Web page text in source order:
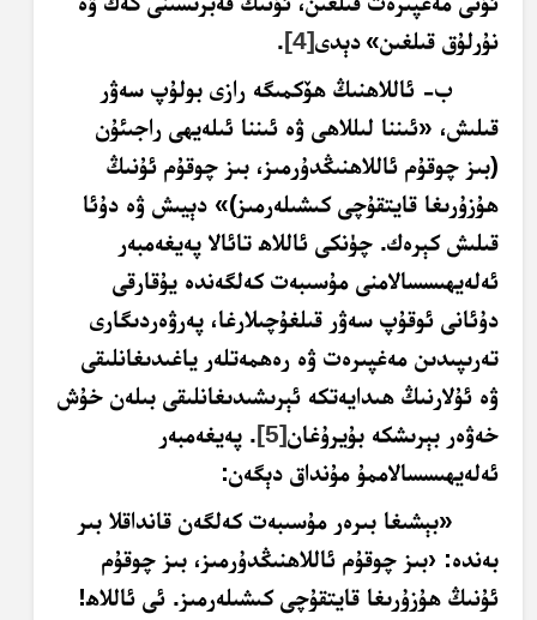
نۇرلۇق قىلغىن» دېدى[4]
.
ب- ئاللاھنىڭ ھۆكمىگە رازى بولۇپ سەۋر
قىلىش، «ئىننا لىللاھى ۋە ئىننا ئىلەيھى راجىئۇن
(بىز چوقۇم ئاللاھنىڭدۇرمىز، بىز چوقۇم ئۇنىڭ
ھۇزۇرىغا قايتقۇچى كىشىلەرمىز)» دېيىش ۋە دۇئا
قىلىش كېرەك. چۈنكى ئاللاھ تائالا پەيغەمبەر
ئەلەيھىسسالامنى مۇسىبەت كەلگەندە يۇقارقى
دۇئانى ئوقۇپ سەۋر قىلغۇچىلارغا، پەرۋەردىگارى
تەرىپىدىن مەغپىرەت ۋە رەھمەتلەر ياغىدىغانلىقى
ۋە ئۇلارنىڭ ھىدايەتكە ئېرىشىدىغانلىقى بىلەن خۇش
خەۋەر بېرىشكە بۇيرۇغان[5]. پەيغەمبەر
ئەلەيھىسسالاممۇ مۇنداق دېگەن:
«بېشىغا بىرەر مۇسىبەت كەلگەن قانداقلا بىر
بەندە: ‹بىز چوقۇم ئاللاھنىڭدۇرمىز، بىز چوقۇم
ئۇنىڭ ھۇزۇرىغا قايتقۇچى كىشىلەرمىز. ئى ئاللاھ!